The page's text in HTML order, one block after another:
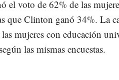
el voto de 62% de las
que Clinton ganó 34%. La
mujeres con educación
las mismas encuestas.